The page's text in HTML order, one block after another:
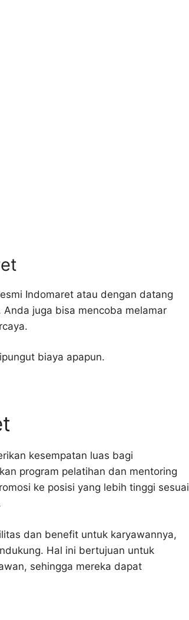
Indomaret atau dengan datang
juga bisa mencoba melamar
biaya apapun.
kesempatan luas bagi
program pelatihan dan mentoring
ke posisi yang lebih tinggi sesuai
dan benefit untuk karyawannya,
Hal ini bertujuan untuk
sehingga mereka dapat